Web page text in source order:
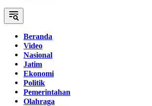
Beranda
Video
Nasional
Jatim
Ekonomi
Politik
Pemerintahan
Olahraga